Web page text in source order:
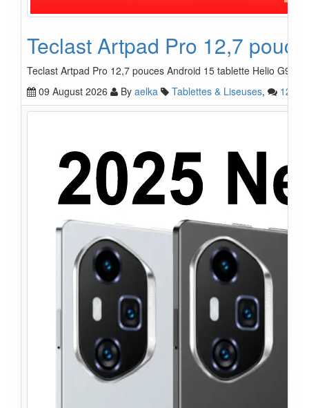
Teclast Artpad Pro 12,7
Teclast Artpad Pro 12,7 pouces Android 15 tablette Helio G99
09 August 2026
By aelka Tablettes & Liseuses, 12